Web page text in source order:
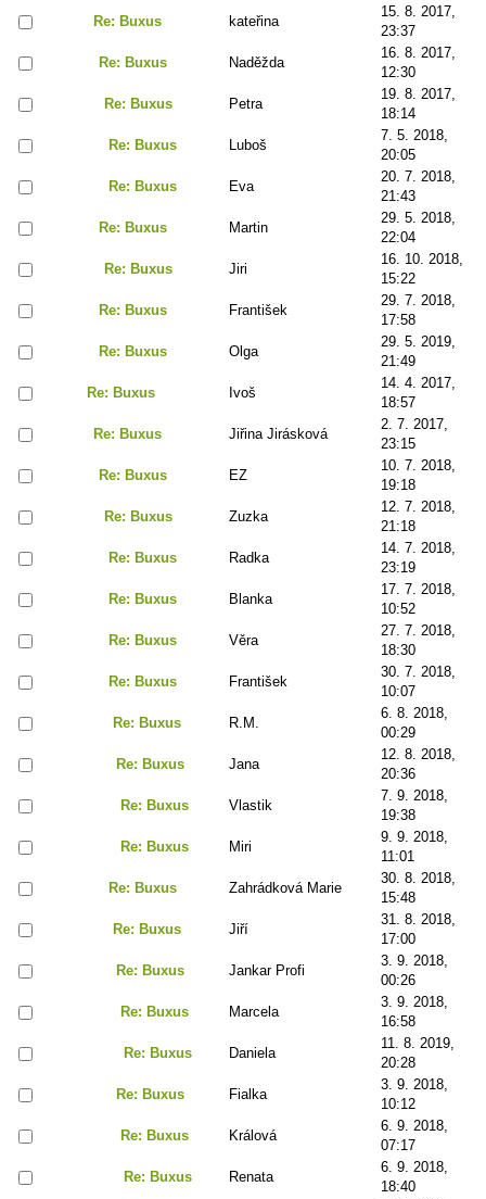
Re: Buxus
kateřina
15. 8. 2017,
23:37
Re: Buxus
Naděžda
16. 8. 2017,
12:30
Re: Buxus
Petra
19. 8. 2017,
18:14
Re: Buxus
Luboš
7. 5. 2018,
20:05
Re: Buxus
Eva
20. 7. 2018,
21:43
Re: Buxus
Martin
29. 5. 2018,
22:04
Re: Buxus
Jiri
16. 10. 2018,
15:22
Re: Buxus
František
29. 7. 2018,
17:58
Re: Buxus
Olga
29. 5. 2019,
21:49
Re: Buxus
Ivoš
14. 4. 2017,
18:57
Re: Buxus
Jiřina Jirásková
2. 7. 2017,
23:15
Re: Buxus
EZ
10. 7. 2018,
19:18
Re: Buxus
Zuzka
12. 7. 2018,
21:18
Re: Buxus
Radka
14. 7. 2018,
23:19
Re: Buxus
Blanka
17. 7. 2018,
10:52
Re: Buxus
Věra
27. 7. 2018,
18:30
Re: Buxus
František
30. 7. 2018,
10:07
Re: Buxus
R.M.
6. 8. 2018,
00:29
Re: Buxus
Jana
12. 8. 2018,
20:36
Re: Buxus
Vlastik
7. 9. 2018,
19:38
Re: Buxus
Miri
9. 9. 2018,
11:01
Re: Buxus
Zahrádková Marie
30. 8. 2018,
15:48
Re: Buxus
Jiří
31. 8. 2018,
17:00
Re: Buxus
Jankar Profi
3. 9. 2018,
00:26
Re: Buxus
Marcela
3. 9. 2018,
16:58
Re: Buxus
Daniela
11. 8. 2019,
20:28
Re: Buxus
Fialka
3. 9. 2018,
10:12
Re: Buxus
Králová
6. 9. 2018,
07:17
Re: Buxus
Renata
6. 9. 2018,
18:40